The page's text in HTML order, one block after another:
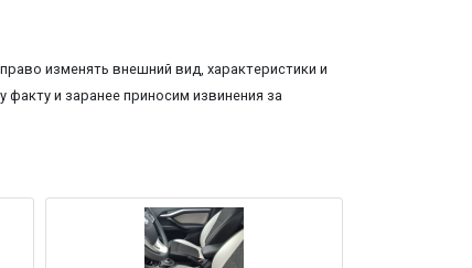
изменять внешний вид, характеристики и
и заранее приносим извинения за